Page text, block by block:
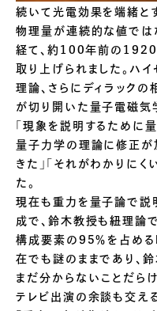
続いて光電効果を端緒と
物理量が連続的な値では
経て、約100年前の
取り上げられました。ハ
理論、さらにディラック
が切り開いた量子電磁気
「現象を説明するために
量子力学の理論に修正が
きた」「それがわかりに
た。
現在も重力を量子論で
成で、鈴木教授も紐理論
構成要素の95％を占め
在でも謎のままであり、
まだ分からないことだら
テレビ出演の余談も交え